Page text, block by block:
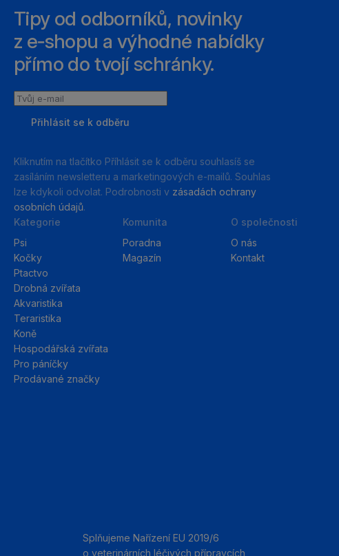
Tipy od odborníků, novinky
z e‑shopu a výhodné nabídky
přímo do tvojí schránky.
Tvůj
Přihlásit se k odběru
Kliknutím na tlačítko Příhlásit se k odběru souhlasíš se
zasíláním newsletteru a marketingových e-mailů. Souhlas
lze kdykoli odvolat. Podrobnosti v zásadách ochrany
osobních údajů.
Kategorie
Psi
Kočky
Ptactvo
Drobná zvířata
Akvaristika
Teraristika
Koně
Hospodářská zvířata
Pro páníčky
Prodávané značky
Komunita
Poradna
Magazín
O společnosti
O nás
Kontakt
Splňujeme Nařízení EU 2019/6
o veterinárních léčivých přípravcích